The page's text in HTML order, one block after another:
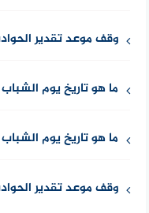
وقف موعد تقدير
ما هو تاريخ يوم الشباب
ما هو تاريخ يوم الشباب
وقف موعد تقدير